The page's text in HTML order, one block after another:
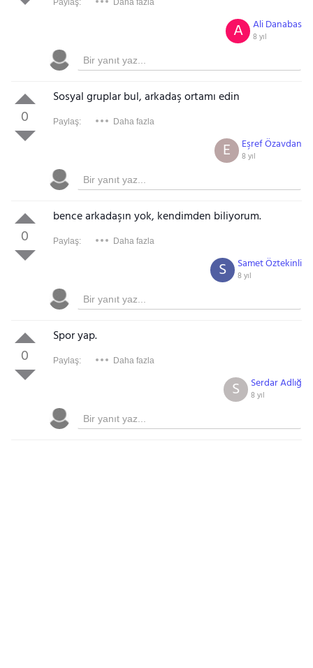
Paylaş: Daha fazla
Ali Danabas
8 yıl
A
0
Sosyal gruplar bul, arkadaş ortamı edin
Paylaş: Daha fazla
Eşref Özavdan
8 yıl
E
0
bence arkadaşın yok, kendimden biliyorum.
Paylaş: Daha fazla
Samet Öztekinli
8 yıl
S
0
Spor yap.
Paylaş: Daha fazla
Serdar Adlığ
8 yıl
S